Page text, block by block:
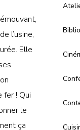
l’usine,
Elle
fer ! Qui
le
ça